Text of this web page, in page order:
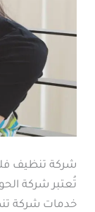
شركة تنظيف
تُعتبر شركة
خدمات شركة